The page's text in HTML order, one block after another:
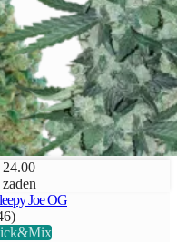
24.00
Joe OG